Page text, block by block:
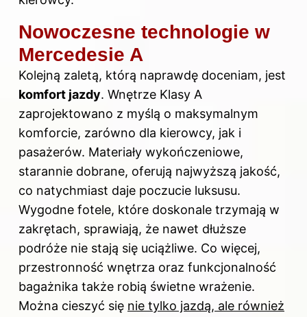
Nowoczesne technologie w
Mercedesie A
Kolejną zaletą, którą naprawdę doceniam, jest
komfort jazdy. Wnętrze Klasy A
zaprojektowano z myślą o maksymalnym
komforcie, zarówno dla kierowcy, jak i
pasażerów. Materiały wykończeniowe,
starannie dobrane, oferują najwyższą jakość,
co natychmiast daje poczucie luksusu.
Wygodne fotele, które doskonale trzymają w
zakrętach, sprawiają, że nawet dłuższe
podróże nie stają się uciążliwe. Co więcej,
przestronność wnętrza oraz funkcjonalność
bagażnika także robią świetne wrażenie.
Można cieszyć się nie tylko jazdą, ale również